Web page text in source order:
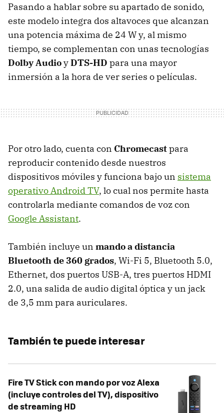
Pasando a hablar sobre su apartado de sonido,
este modelo integra dos altavoces que alcanzan
una potencia máxima de 24 W y, al mismo
tiempo, se complementan con unas tecnologías
Dolby AudioyDTS-HD para una mayor
inmersión a la hora de ver series o películas.
Por otro lado, cuenta con Chromecastpara
reproducir contenido desde nuestros
dispositivos móviles y funciona bajo un sistema
operativo Android TV, lo cual nos permite hasta
controlarla mediante comandos de voz con
Google Assistant.
También incluye un mando a distancia
Bluetooth de 360 grados, Wi-Fi 5, Bluetooth 5.0,
Ethernet, dos puertos USB-A, tres puertos HDMI
2.0, una salida de audio digital óptica y un jack
de 3,5 mm para auriculares.
También te puede interesar
Fire TV Stick con mando por voz Alexa
(incluye controles del TV), dispositivo
de streaming HD